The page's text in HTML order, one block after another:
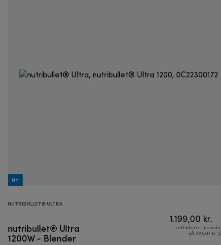
NY
NUTRIBULLET® ULTRA
nutribullet® Ultra
1200W - Blender
1.199,00 kr.
Inkluderet
på 239,80 kr.